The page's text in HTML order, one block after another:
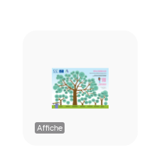
Affiche